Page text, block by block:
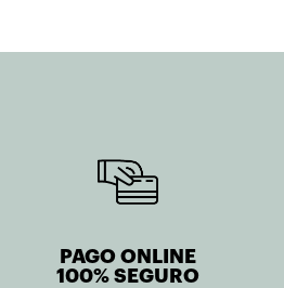
PAGO ONLINE
100% SEGURO